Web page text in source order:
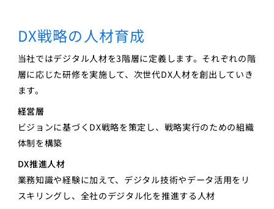
DX戦略の人材育成
当社ではデジタル人材を3階層に定義します。それぞれの階
層に応じた研修を実施して、次世代DX人材を創出していき
ます。
経営層
ビジョンに基づくDX戦略を策定し、戦略実行のための組織
体制を構築
DX推進人材
業務知識や経験に加えて、デジタル技術やデータ活用をリ
スキリングし、全社のデジタル化を推進する人材